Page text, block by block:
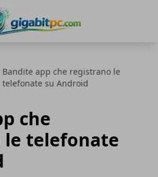
Bandite app che registrano le
telefonate su Android
che
telefonate